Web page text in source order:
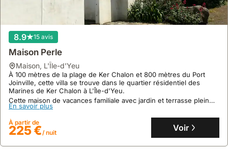
L'Île-d'Yeu
À 800m du port de L'Île-d'Yeu, cette maison de vacances de 67m²
propose un accès facile aux commodités locales, situées à 600m.
Cette villa accueillante, parfaite pour 6 personnes, offre une
terrasse privée de 30m² orientée ouest, idéale pour profiter des
En savoir plus
132 €/ nuit
8.9 15 avis
Maison Perle
maison, L'Île-d'Yeu
À 100 mètres de la plage de Ker Chalon et 800 mètres du Port
Joinville, cette villa se trouve dans le quartier résidentiel des
Marines de Ker Chalon à L'Île-d'Yeu.
Cette maison de vacances familiale avec jardin et terrasse plein
sud peut accueillir jusqu'à 6 personnes et dispose d'une cuisine
En savoir plus
À partir de
225 €/ nuit Voir